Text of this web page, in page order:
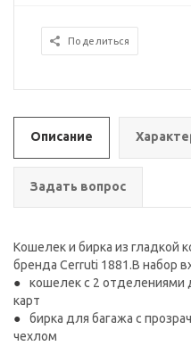
Поделиться
Описание
Задать вопрос
Кошелек и бирка из гладкой
бренда Cerruti 1881.В набор
кошелек с 2 отделениями
карт
бирка для багажа с
чехлом